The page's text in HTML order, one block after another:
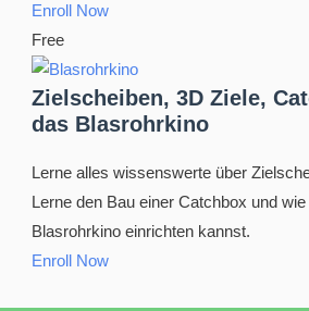
Enroll Now
Free
Zielscheiben, 3D Ziele,
das Blasrohrkino
Lerne alles wissenswerte über
Lerne den Bau einer Catchbox und
Blasrohrkino einrichten kannst.
Enroll Now